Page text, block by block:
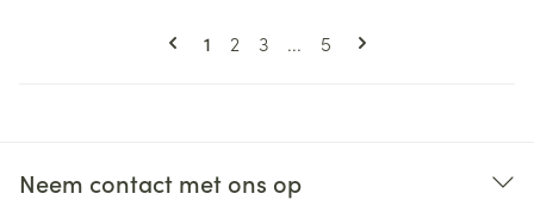
Pagina's
U lees momenteel pagina
1 Pagina
2 Pagina
3 ... Pagina
5
Neem contact met ons op